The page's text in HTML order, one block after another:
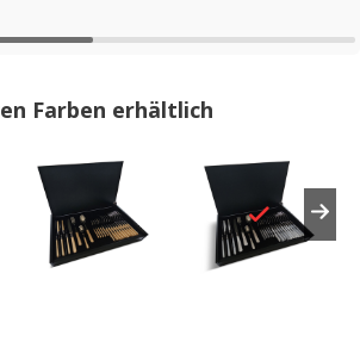
Farben erhältlich